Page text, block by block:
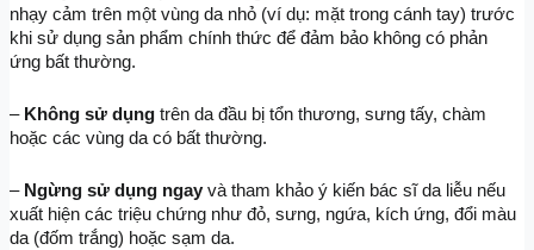
nhạy cảm trên một vùng da nhỏ (ví dụ: mặt trong cánh tay) trước
khi sử dụng sản phẩm chính thức để đảm bảo không có phản
ứng bất thường.
– Không sử dụng trên da đầu bị tổn thương, sưng tấy, chàm
hoặc các vùng da có bất thường.
– Ngừng sử dụng ngay và tham khảo ý kiến bác sĩ da liễu nếu
xuất hiện các triệu chứng như đỏ, sưng, ngứa, kích ứng, đổi màu
da (đốm trắng) hoặc sạm da.